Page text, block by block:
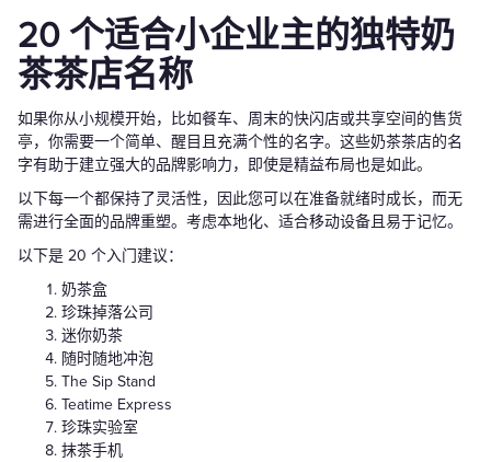
20 个适合小企业主的独特奶
茶茶店名称
如果你从小规模开始，比如餐车、周末的快闪店或共享空间的售货
亭，你需要一个简单、醒目且充满个性的名字。这些奶茶茶店的名
字有助于建立强大的品牌影响力，即使是精益布局也是如此。
以下每一个都保持了灵活性，因此您可以在准备就绪时成长，而无
需进行全面的品牌重塑。考虑本地化、适合移动设备且易于记忆。
以下是 20 个入门建议：
奶茶盒
珍珠掉落公司
迷你奶茶
随时随地冲泡
The Sip Stand
Teatime Express
珍珠实验室
抹茶手机